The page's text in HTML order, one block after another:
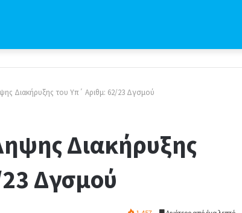
Διακήρυξης του Υπ΄ Αριθμ: 62/23 Δγσμού
Διακήρυξης
Δγσμού